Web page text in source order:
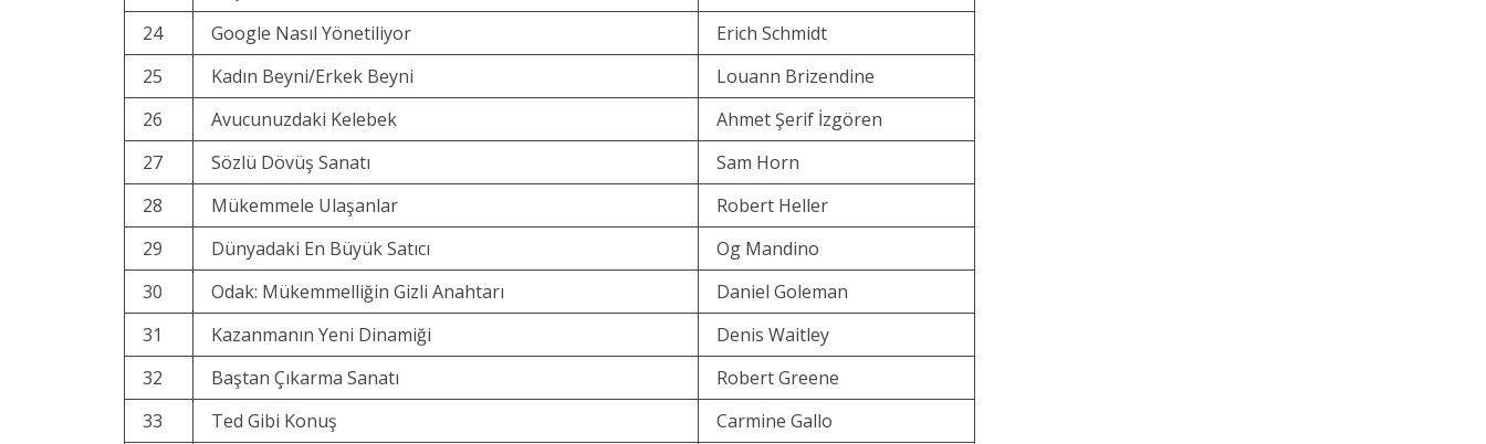
24
Google Nasıl Yönetiliyor
Erich Schmidt
25
Kadın Beyni/Erkek Beyni
Louann Brizendine
26
Avucunuzdaki Kelebek
Ahmet Şerif İzgören
27
Sözlü Dövüş Sanatı
Sam Horn
28
Mükemmele Ulaşanlar
Robert Heller
29
Dünyadaki En Büyük Satıcı
Og Mandino
30
Odak: Mükemmelliğin Gizli Anahtarı
Daniel Goleman
31
Kazanmanın Yeni Dinamiği
Denis Waitley
32
Baştan Çıkarma Sanatı
Robert Greene
33
Ted Gibi Konuş
Carmine Gallo